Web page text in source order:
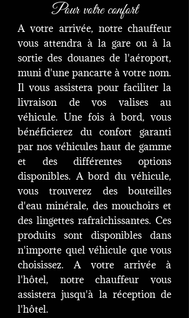
Pour votre confort
A votre arrivée, notre chauffeur
vous attendra à la gare ou à la
sortie des douanes de l'aéroport,
muni d'une pancarte à votre nom.
Il vous assistera pour faciliter la
livraison de vos valises au
véhicule. Une fois à bord, vous
bénéficierez du confort garanti
par nos véhicules haut de gamme
et des différentes options
disponibles. A bord du véhicule,
vous trouverez des bouteilles
d'eau minérale, des mouchoirs et
des lingettes rafraîchissantes. Ces
produits sont disponibles dans
n'importe quel véhicule que vous
choisissez. A votre arrivée à
l'hôtel, notre chauffeur vous
assistera jusqu'à la réception de
l'hôtel.